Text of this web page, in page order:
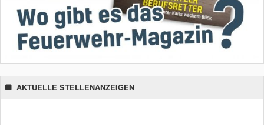
AKTUELLE STELLENANZEIGEN